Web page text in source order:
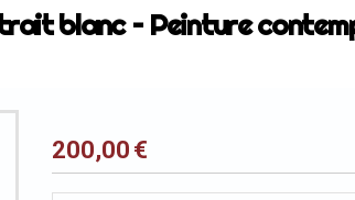
blanc – Peinture
200,00 €